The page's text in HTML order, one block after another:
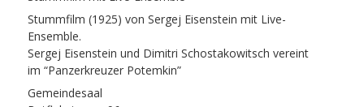
Stummfilm (1925) von Sergej Eisenstein mit Live-
Ensemble.
Sergej Eisenstein und Dimitri Schostakowitsch vereint
im “Panzerkreuzer Potemkin”
Gemeindesaal